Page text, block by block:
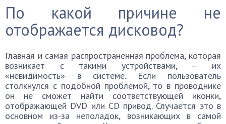
По какой причине не
отображается дисковод?
Главная и самая распространенная проблема, которая
возникает с такими устройствами, – их
«невидимость» в системе. Если пользователь
столкнулся с подобной проблемой, то в проводнике
он не сможет найти соответствующей иконки,
отображающей DVD или CD привод. Случается это в
основном из-за неполадок, возникающих в самой